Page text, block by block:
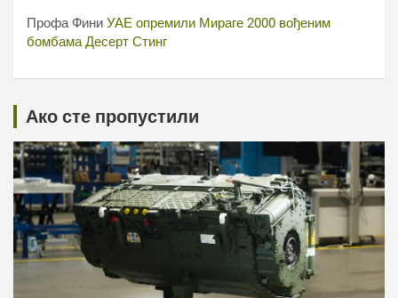
Профа Фини УАЕ опремили Мираге 2000 вођеним
бомбама Десерт Стинг
Ако сте пропустили